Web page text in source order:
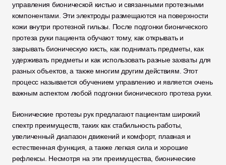
управления бионической кистью и связанными протезными
компонентами. Эти электроды размещаются на поверхности
кожи внутри протезной гильзы. После подгонки бионического
протеза руки пациента обучают тому, как открывать и
закрывать бионическую кисть, как поднимать предметы, как
удерживать предметы и как использовать разные захваты для
разных объектов, а также многим другим действиям. Этот
процесс называется обучением управлению и является очень
важным аспектом любой подгонки бионического протеза руки.
Бионические протезы рук предлагают пациентам широкий
спектр преимуществ, таких как стабильность работы,
увеличенный диапазон движений и комфорт, плавная и
естественная функция, а также легкая сила и хорошие
рефлексы. Несмотря на эти преимущества, бионические